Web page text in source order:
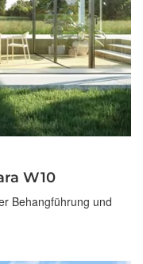
W10
Behangführung und